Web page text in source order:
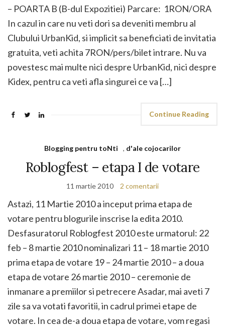
– POARTA B (B-dul Expozitiei) Parcare: 1RON/ORA
In cazul in care nu veti dori sa deveniti membru al
Clubului UrbanKid, si implicit sa beneficiati de invitatia
gratuita, veti achita 7RON/pers/bilet intrare. Nu va
povestesc mai multe nici despre UrbanKid, nici despre
Kidex, pentru ca veti afla singurei ce va […]
Continue Reading
Blogging pentru toNti , d'ale cojocarilor
Roblogfest – etapa I de votare
11 martie 2010 2 comentarii
Astazi, 11 Martie 2010 a inceput prima etapa de
votare pentru blogurile inscrise la edita 2010.
Desfasuratorul Roblogfest 2010 este urmatorul: 22
feb – 8 martie 2010 nominalizari 11 – 18 martie 2010
prima etapa de votare 19 – 24 martie 2010 – a doua
etapa de votare 26 martie 2010 – ceremonie de
inmanare a premiilor si petrecere Asadar, mai aveti 7
zile sa va votati favoritii, in cadrul primei etape de
votare. In cea de-a doua etapa de votare, vom regasi